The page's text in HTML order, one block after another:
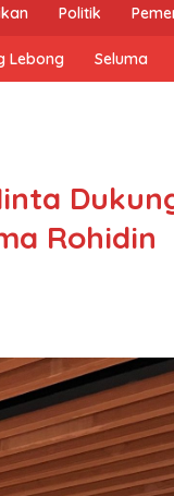
Politik
Lebong Seluma
Rohidin